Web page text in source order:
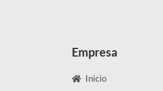
Empresa
Inicio